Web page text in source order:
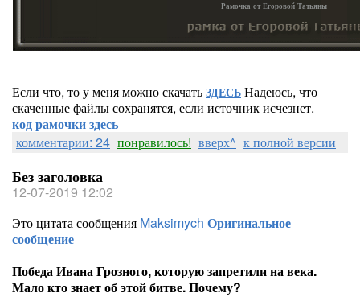
Рамочка от Егоровой Татьяны
Если что, то у меня можно скачать ЗДЕСЬ Надеюсь, что
скаченные файлы сохранятся, если источник исчезнет.
код рамочки здесь
комментарии: 24 понравилось! вверх^ к полной версии
Без заголовка
12-07-2019 12:02
Это цитата сообщения Maksimych Оригинальное
сообщение
Победа Ивана Грозного, которую запретили на века.
Мало кто знает об этой битве. Почему?